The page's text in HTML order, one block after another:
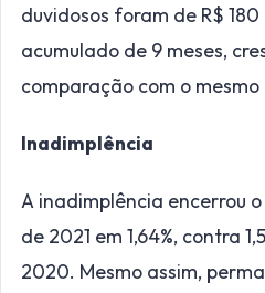
duvidosos foram de R$
acumulado de 9 meses,
comparação com o
Inadimplência
A inadimplência encerrou
de 2021 em 1,64%, contra
2020. Mesmo assim,